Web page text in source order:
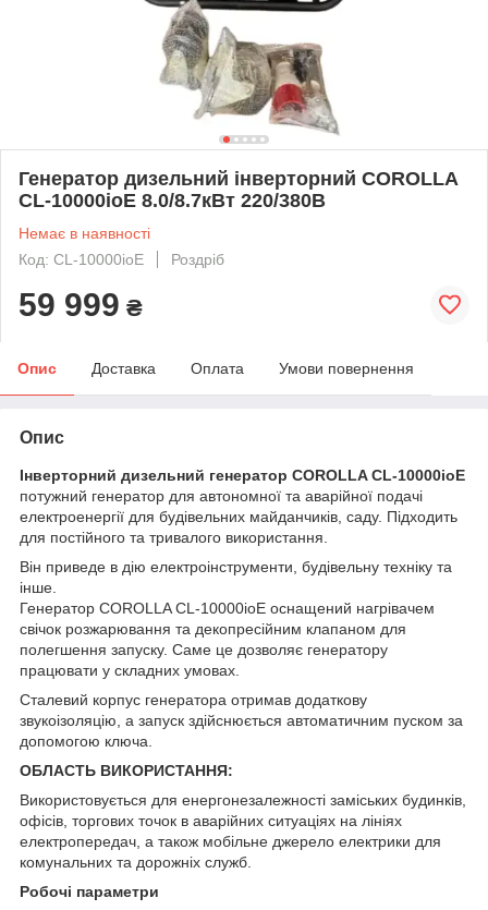
Генератор дизельний інверторний COROLLA
CL-10000ioE 8.0/8.7кВт 220/380В
Немає в наявності
Код: CL-10000ioE
Роздріб
59 999 ₴
Опис Доставка Оплата Умови повернення
Опис
Інверторний дизельний генератор COROLLA CL-10000ioE
потужний генератор для автономної та аварійної подачі
електроенергії для будівельних майданчиків, саду. Підходить
для постійного та тривалого використання.
Він приведе в дію електроінструменти, будівельну техніку та
інше.
Генератор COROLLA CL-10000ioE оснащений нагрівачем
свічок розжарювання та декопресійним клапаном для
полегшення запуску. Саме це дозволяє генератору
працювати у складних умовах.
Сталевий корпус генератора отримав додаткову
звукоізоляцію, а запуск здійснюється автоматичним пуском за
допомогою ключа.
ОБЛАСТЬ ВИКОРИСТАННЯ:
Використовується для енергонезалежності заміських будинків,
офісів, торгових точок в аварійних ситуаціях на лініях
електропередач, а також мобільне джерело електрики для
комунальних та дорожніх служб.
Робочі параметри